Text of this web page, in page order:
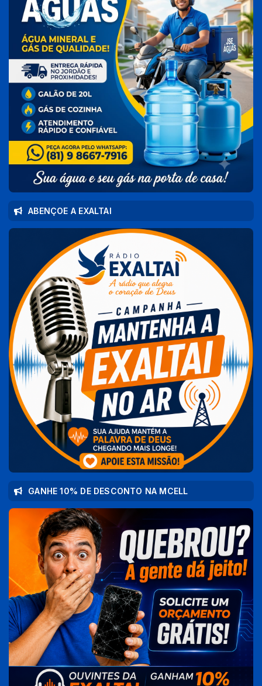
ABENÇOE A EXALTAI
GANHE 10% DE DESCONTO NA MCELL